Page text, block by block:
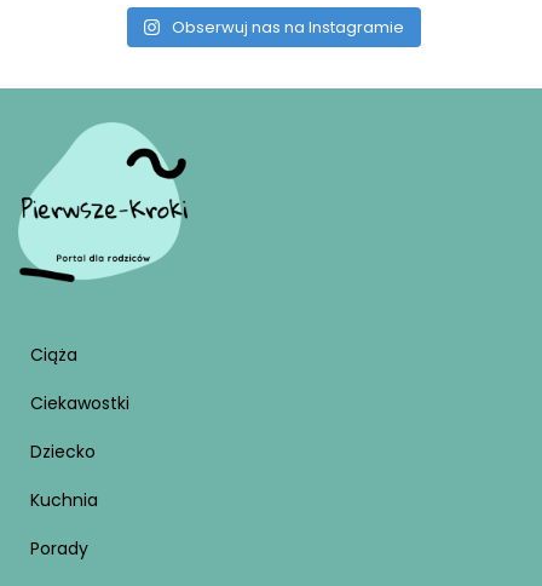
Obserwuj nas na Instagramie
Ciąża
Ciekawostki
Dziecko
Kuchnia
Porady